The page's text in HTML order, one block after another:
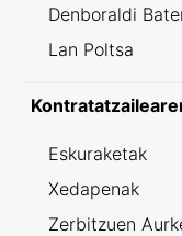
Denboraldi
Lan Poltsa
Eskuraketak
Xedapenak
Zerbitzuen